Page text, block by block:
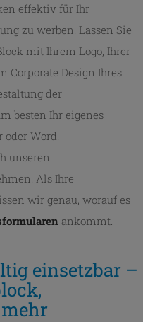
effektiv für Ihr
zu werben. Lassen Sie
mit Ihrem Logo, Ihrer
Corporate Design Ihres
der
besten Ihr eigenes
oder Word.
unseren
Als Ihre
wir genau, worauf es
ankommt.
einsetzbar –